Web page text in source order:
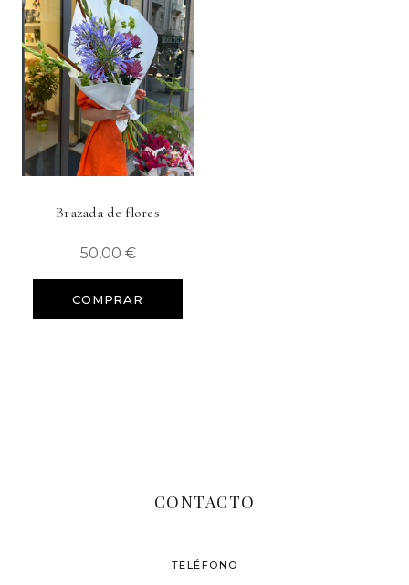
Brazada de flores
50,00 €
COMPRAR
CONTACTO
TELÉFONO